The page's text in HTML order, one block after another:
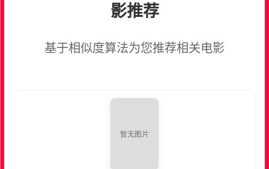
影推荐
基于相似度算法为您推荐相关电影